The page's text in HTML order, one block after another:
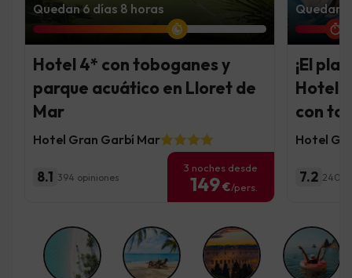
Quedan 6 días 8 horas
Hotel 4* con toboganes y
parque acuático en Lloret de
Mar
Hotel Gran Garbí Mar
8.1 394 opiniones
3 noches desde
149€/pers.
Quedan
¡El
Hotel
con
Hotel
7.2 2401